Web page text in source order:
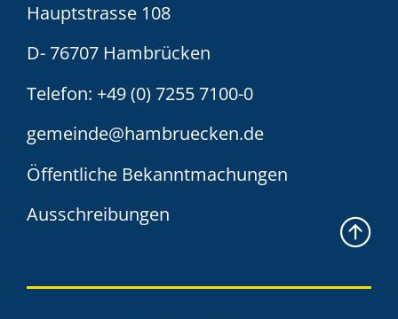
Hauptstrasse 108
D- 76707 Hambrücken
Telefon: +49 (0) 7255 7100-0
gemeinde@hambruecken.de
Öffentliche Bekanntmachungen
Ausschreibungen